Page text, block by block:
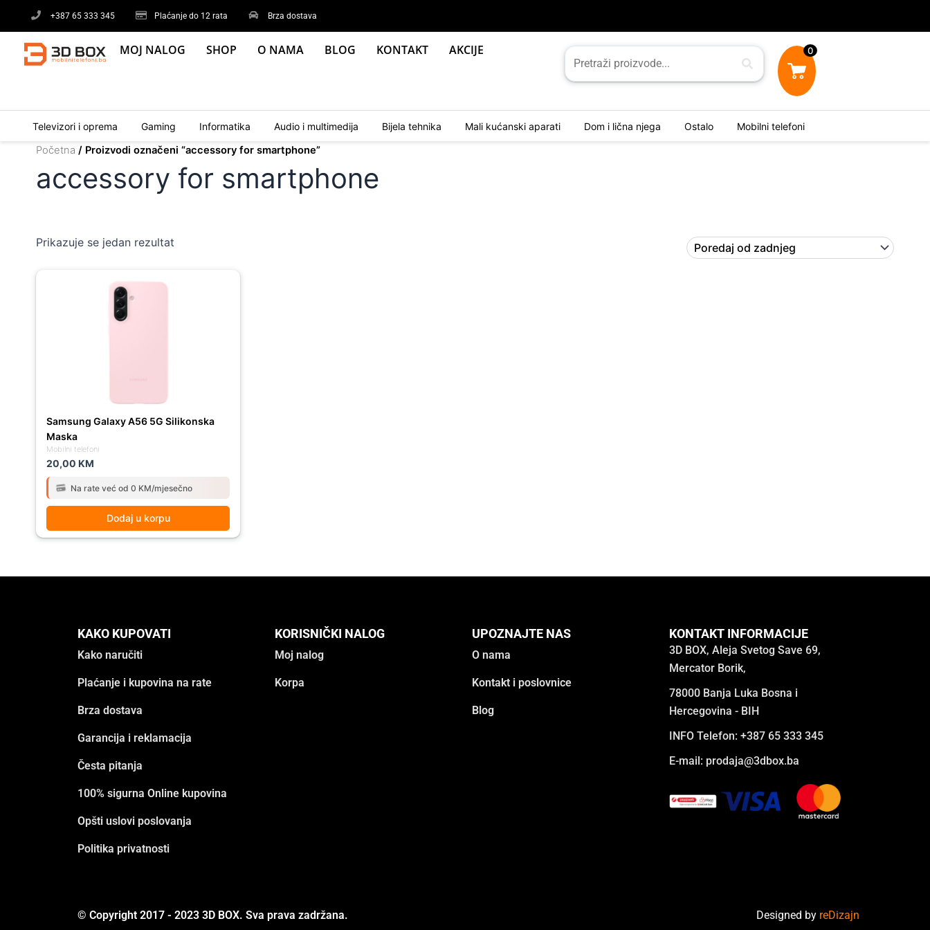
content
+387 65 333 345 Plaćanje do 12 rata Brza dostava
MOJ NALOG SHOP O NAMA BLOG KONTAKT AKCIJE 0
Televizori i oprema Gaming Informatika Audio i multimedija Bijela tehnika Mali kućanski aparati Dom i lična njega Ostalo Mobilni telefoni
Početna / Proizvodi označeni “accessory for smartphone”
accessory for smartphone
Prikazuje se jedan rezultat
Mobilni telefoni
Samsung Galaxy A56 5G Silikonska
Maska
20,00 KM
Na rate već od 0 KM/mjesečno
Dodaj u korpu
KAKO KUPOVATI
Kako naručiti
Plaćanje i kupovina na rate
Brza dostava
Garancija i reklamacija
Česta pitanja
100% sigurna Online kupovina
Opšti uslovi poslovanja
Politika privatnosti
KORISNIČKI NALOG
Moj nalog
Korpa
UPOZNAJTE NAS
O nama
Kontakt i poslovnice
Blog
KONTAKT INFORMACIJE
3D BOX, Aleja Svetog Save 69,
Mercator Borik,
78000 Banja Luka Bosna i
Hercegovina - BIH
INFO Telefon: +387 65 333 345
E-mail: prodaja@3dbox.ba
© Copyright 2017 - 2023 3D BOX. Sva prava zadržana. Designed by reDizajn